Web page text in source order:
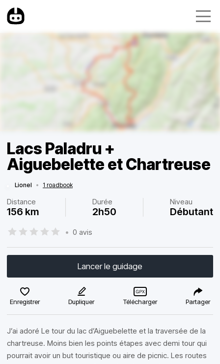
Lacs Paladru +
Aiguebelette et Chartreuse
Lionel • 1 roadbook
Distance
156 km
Durée
2h50
Niveau
Débutant
• 0 avis
Lancer le guidage
Enregistrer Dupliquer Télécharger Partager
J’ai adoré Le tour du lac d’Aiguebelette et la traversée de la
chartreuse. Moins bien les points étapes avec demi tour qui
pourrait avoir un but touristique ou aire de picnic. Les routes